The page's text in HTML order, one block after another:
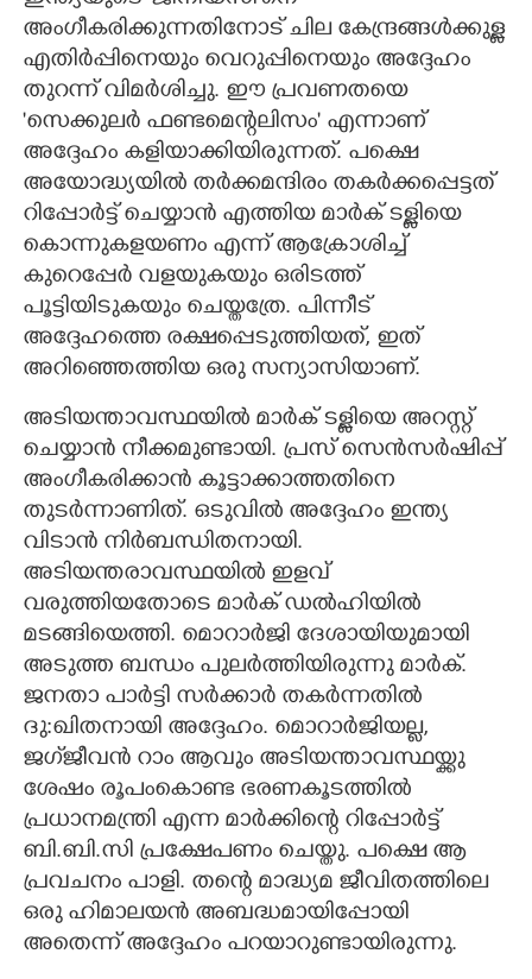
അംഗീകരിക്കുന്നതിനോട്‌ ചില കേന്ദ്രങ്ങൾക്കുള്ള
എതിർപ്പിനെയും വെറുപ്പിനെയും അദ്ദേഹം
തുറന്ന് വിമർശിച്ചു. ഈ പ്രവണതയെ
'സെക്കുലർ ഫണ്ടമെന്റലിസം" എന്നാണ്
അദ്ദേഹം കളിയാക്കിയിരുന്നത്. പക്ഷെ
അയോദ്ധ്യയിൽ തർക്കമന്ദിരം തകർക്കപ്പെട്ടത്
റിപ്പോർട്ട്‌ ചെയ്യാൻ എത്തിയ മാർക് ടള്ളിയെ
കൊന്നുകളയണം എന്ന് ആക്രോശിച്ച്
കുറെപ്പേർ വളയുകയും ഒരിടത്ത്
പൂട്ടിയിടുകയും ചെയ്തത്രേ. പിന്നീട്
അദ്ദേഹത്തെ രക്ഷപ്പെടുത്തിയത്, ഇത്
അറിഞ്ഞെത്തിയ ഒരു സന്യാസിയാണ്.
അടിയന്താവസ്ഥയിൽ മാർക് ടള്ളിയെ അറസ്റ്റ്
ചെയ്യാൻ നീക്കമുണ്ടായി. പ്രസ് സെൻസർഷിപ്പ്
അംഗീകരിക്കാൻ കൂട്ടാക്കാത്തതിനെ
തുടർന്നാണിത്. ഒടുവിൽ അദ്ദേഹം ഇന്ത്യ
വിടാൻ നിർബന്ധിതനായി.
അടിയന്തരാവസ്ഥയിൽ ഇളവ്
വരുത്തിയതോടെ മാർക് ഡൽഹിയിൽ
മടങ്ങിയെത്തി. മൊറാർജി ദേശായിയുമായി
അടുത്ത ബന്ധം പുലർത്തിയിരുന്നു മാർക്.
ജനതാ പാർട്ടി സർക്കാർ തകർന്നതിൽ
ദു:ഖിതനായി അദ്ദേഹം. മൊറാർജിയല്ല,
ജഗ്‌ജീവൻ റാം ആവും അടിയന്താവസ്ഥയ്ക്കു
ശേഷം രൂപംകൊണ്ട ഭരണകൂടത്തിൽ
പ്രധാനമന്ത്രി എന്ന മാർക്കിന്റെ റിപ്പോർട്ട്‌
ബി.ബി.സി പ്രക്ഷേപണം ചെയ്തു. പക്ഷെ ആ
പ്രവചനം പാളി. തന്റെ മാദ്ധ്യമ ജീവിതത്തിലെ
ഒരു ഹിമാലയൻ അബദ്ധമായിപ്പോയി
അതെന്ന് അദ്ദേഹം പറയാറുണ്ടായിരുന്നു.